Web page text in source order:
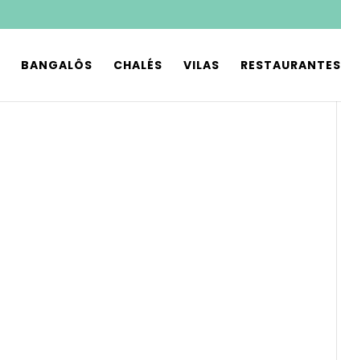
BANGALÔS CHALÉS VILAS RESTAURANTES